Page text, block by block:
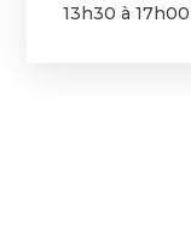
13h30 à 17h00